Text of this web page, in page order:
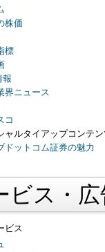
株価
標
報
界ニュース
コ
ャルタイアップコンテ
ドットコム証券の魅力
ビス・
ビス